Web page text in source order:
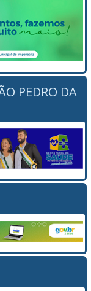
PEDRO DA